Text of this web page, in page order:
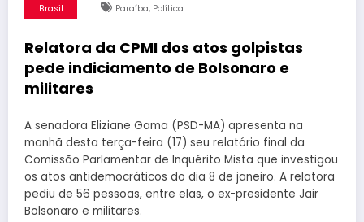
Brasil Paraíba, Política
Relatora da CPMI dos atos golpistas
pede indiciamento de Bolsonaro e
militares
A senadora Eliziane Gama (PSD-MA) apresenta na
manhã desta terça-feira (17) seu relatório final da
Comissão Parlamentar de Inquérito Mista que investigou
os atos antidemocráticos do dia 8 de janeiro. A relatora
pediu de 56 pessoas, entre elas, o ex-presidente Jair
Bolsonaro e militares.